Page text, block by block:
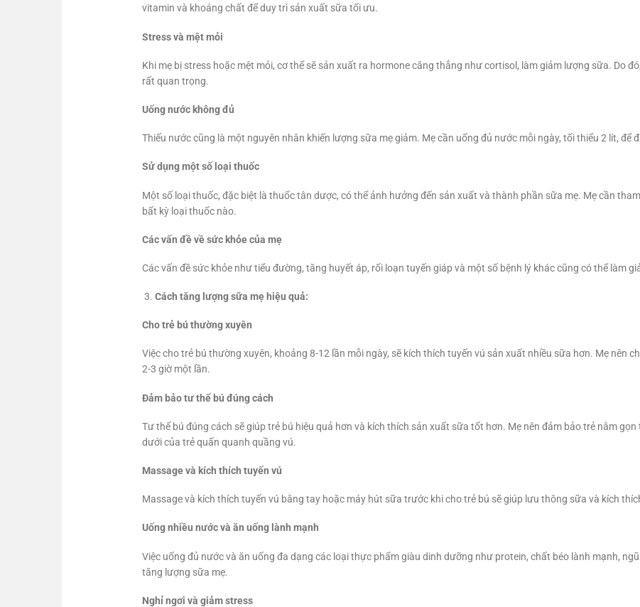
vitamin và khoáng chất để duy trì sản xuất sữa tối ưu.
Stress và mệt mỏi
Khi mẹ bị stress hoặc mệt mỏi, cơ thể sẽ sản xuất ra hormone căng thẳng như cortisol, làm giảm lượng sữa. Do
rất quan trọng.
Uống nước không đủ
Thiếu nước cũng là một nguyên nhân khiến lượng sữa mẹ giảm. Mẹ cần uống đủ nước mỗi ngày, tối thiểu 2 lít, để
Sử dụng một số loại thuốc
Một số loại thuốc, đặc biệt là thuốc tân dược, có thể ảnh hưởng đến sản xuất và thành phần sữa mẹ. Mẹ cần
bất kỳ loại thuốc nào.
Các vấn đề về sức khỏe của mẹ
Các vấn đề sức khỏe như tiểu đường, tăng huyết áp, rối loạn tuyến giáp và một số bệnh lý khác cũng có thể làm
Cách tăng lượng sữa mẹ hiệu quả:
Cho trẻ bú thường xuyên
Việc cho trẻ bú thường xuyên, khoảng 8-12 lần mỗi ngày, sẽ kích thích tuyến vú sản xuất nhiều sữa hơn. Mẹ nên
2-3 giờ một lần.
Đảm bảo tư thế bú đúng cách
Tư thế bú đúng cách sẽ giúp trẻ bú hiệu quả hơn và kích thích sản xuất sữa tốt hơn. Mẹ nên đảm bảo trẻ nằm
dưới của trẻ quấn quanh quầng vú.
Massage và kích thích tuyến vú
Massage và kích thích tuyến vú bằng tay hoặc máy hút sữa trước khi cho trẻ bú sẽ giúp lưu thông sữa và kích
Uống nhiều nước và ăn uống lành mạnh
Việc uống đủ nước và ăn uống đa dạng các loại thực phẩm giàu dinh dưỡng như protein, chất béo lành mạnh,
tăng lượng sữa mẹ.
Nghỉ ngơi và giảm stress